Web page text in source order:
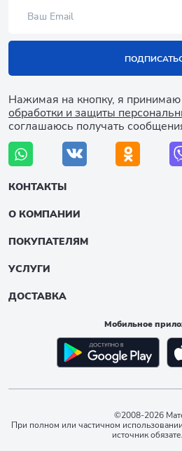
Нажимая на кнопку, я принимаю
обработки и защиты
соглашаюсь получать
КОНТАКТЫ
О КОМПАНИИ
ПОКУПАТЕЛЯМ
УСЛУГИ
ДОСТАВКА
Мобильное
©2008-2026
При полном или частичном
источник